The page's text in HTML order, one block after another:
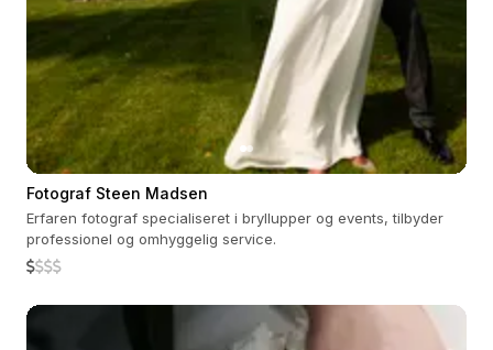
Fotograf Steen Madsen
Erfaren fotograf specialiseret i bryllupper og events, tilbyder
professionel og omhyggelig service.